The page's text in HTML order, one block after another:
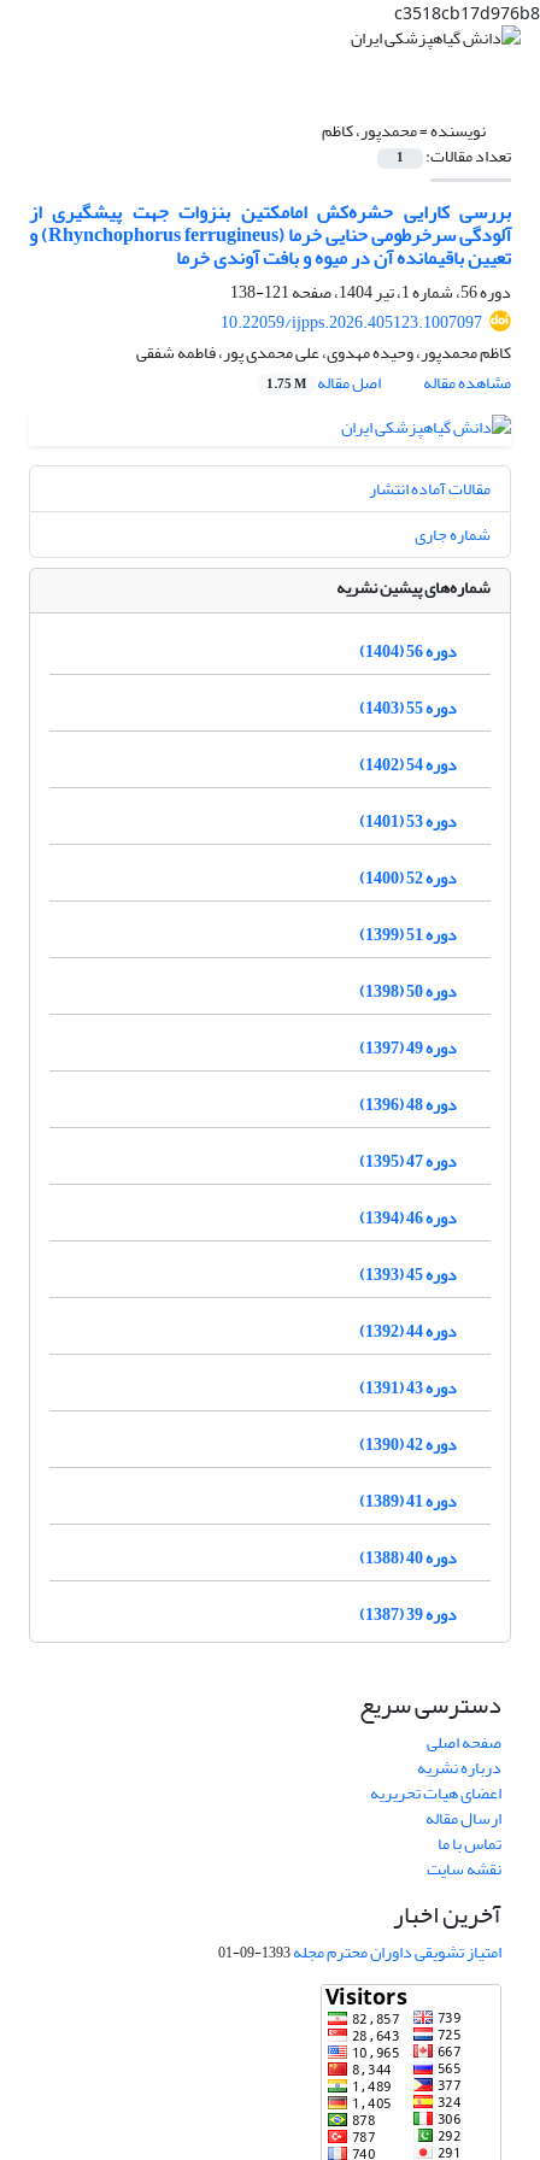
c3518cb17d976b8
نویسنده =محمدپور، کاظم
تعداد مقالات: 1
بررسی کارایی حشره‌کش امامکتین بنزوات جهت پیشگیری از
آلودگی سرخرطومی حنایی خرما (Rhynchophorus ferrugineus) و
تعیین باقیمانده آن در میوه و بافت آوندی خرما
دوره 56، شماره 1، تیر 1404، صفحه
121-138
10.22059/ijpps.2026.405123.1007097
کاظم محمدپور، وحیده مهدوی، علی محمدی پور، فاطمه شفقی
مشاهده مقاله
اصل مقاله 1.75 M
مقالات آماده انتشار
شماره جاری
شماره‌های پیشین نشریه
دوره 56 (1404)
دوره 55 (1403)
دوره 54 (1402)
دوره 53 (1401)
دوره 52 (1400)
دوره 51 (1399)
دوره 50 (1398)
دوره 49 (1397)
دوره 48 (1396)
دوره 47 (1395)
دوره 46 (1394)
دوره 45 (1393)
دوره 44 (1392)
دوره 43 (1391)
دوره 42 (1390)
دوره 41 (1389)
دوره 40 (1388)
دوره 39 (1387)
دسترسی سریع
صفحه اصلی
درباره نشریه
اعضای هیات تحریریه
ارسال مقاله
تماس با ما
نقشه سایت
آخرین اخبار
امتیاز تشویقی داوران محترم مجله1393-09-01